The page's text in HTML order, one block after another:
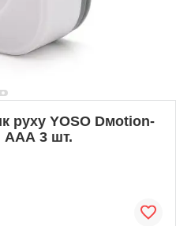
руху YOSO Dмotion-
ААА 3 шт.